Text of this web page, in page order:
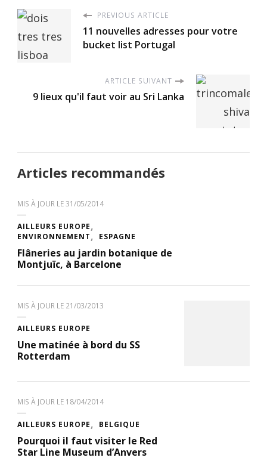
PREVIOUS ARTICLE
11 nouvelles adresses pour votre
bucket list Portugal
ARTICLE SUIVANT
9 lieux qu'il faut voir au Sri Lanka
Articles recommandés
MIS À JOUR LE31/05/2014
AILLEURS EUROPE
ENVIRONNEMENT
ESPAGNE
Flâneries au jardin botanique de
Montjuïc, à Barcelone
MIS À JOUR LE 21/03/2013
AILLEURS EUROPE
Une matinée à bord du SS
Rotterdam
MIS À JOUR LE 18/04/2014
AILLEURS EUROPE BELGIQUE
Pourquoi il faut visiter le Red
Star Line Museum d’Anvers